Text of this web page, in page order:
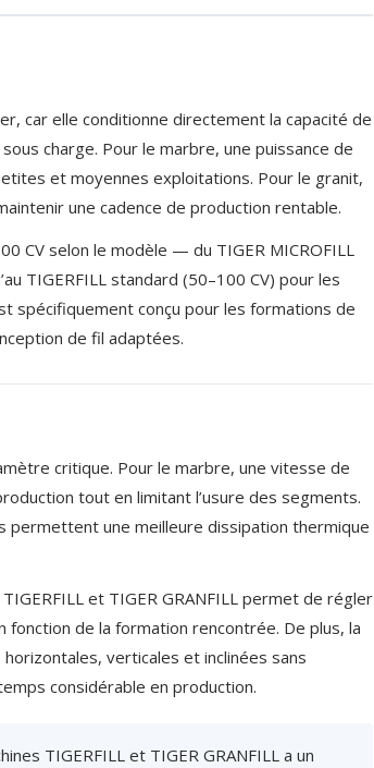
car elle conditionne directement la capacité de
charge. Pour le marbre, une puissance de
et moyennes exploitations. Pour le granit,
une cadence de production rentable.
CV selon le modèle — du TIGER MICROFILL
TIGERFILL standard (50–100 CV) pour les
spécifiquement conçu pour les formations de
de fil adaptées.
critique. Pour le marbre, une vitesse de
tout en limitant l’usure des segments.
une meilleure dissipation thermique
et TIGER GRANFILL permet de régler
fonction de la formation rencontrée. De plus, la
verticales et inclinées sans
considérable en production.
TIGERFILL et TIGER GRANFILL a un